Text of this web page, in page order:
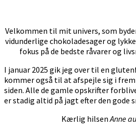
Velkommen til mit univers, som
vidunderlige chokoladesager og
fokus på de bedste råvarer og
I januar 2025 gik jeg over til en
kommer også til at afspejle sig i
siden. Alle de gamle opskrifter
er stadig altid på jagt efter den gode
Kærlig hilsenAnne